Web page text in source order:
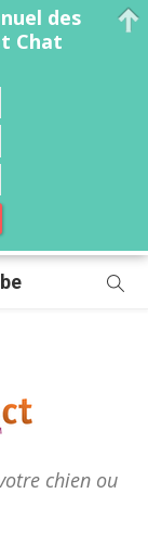
chien ou
des
Chat